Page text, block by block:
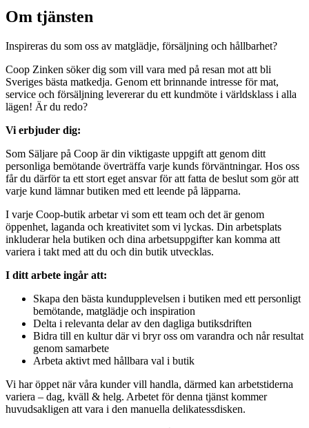
Om tjänsten
Inspireras du som oss av matglädje, försäljning och hållbarhet?
Coop Zinken söker dig som vill vara med på resan mot att bli
Sveriges bästa matkedja. Genom ett brinnande intresse för mat,
service och försäljning levererar du ett kundmöte i världsklass i alla
lägen! Är du redo?
Vi erbjuder dig:
Som Säljare på Coop är din viktigaste uppgift att genom ditt
personliga bemötande överträffa varje kunds förväntningar. Hos oss
får du därför ta ett stort eget ansvar för att fatta de beslut som gör att
varje kund lämnar butiken med ett leende på läpparna.
I varje Coop-butik arbetar vi som ett team och det är genom
öppenhet, laganda och kreativitet som vi lyckas. Din arbetsplats
inkluderar hela butiken och dina arbetsuppgifter kan komma att
variera i takt med att du och din butik utvecklas.
I ditt arbete ingår att:
Skapa den bästa kundupplevelsen i butiken med ett personligt
bemötande, matglädje och inspiration
Delta i relevanta delar av den dagliga butiksdriften
Bidra till en kultur där vi bryr oss om varandra och når resultat
genom samarbete
Arbeta aktivt med hållbara val i butik
Vi har öppet när våra kunder vill handla, därmed kan arbetstiderna
variera – dag, kväll & helg. Arbetet för denna tjänst kommer
huvudsakligen att vara i den manuella delikatessdisken.